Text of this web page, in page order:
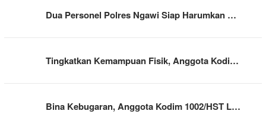
Dua Personel Polres Ngawi Siap Harumkan …
Tingkatkan Kemampuan Fisik, Anggota Kodi…
Bina Kebugaran, Anggota Kodim 1002/HST L…